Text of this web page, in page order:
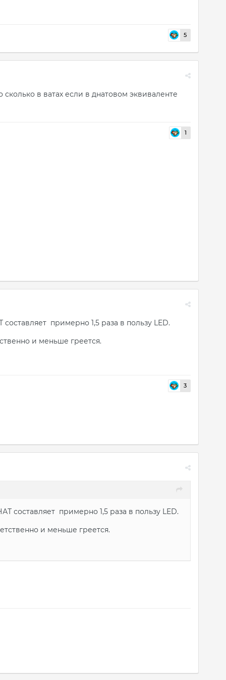
5
в ватах если в днатовом эквиваленте
1
примерно 1,5 раза в пользу LED.
и меньше греется.
3
составляет примерно 1,5 раза в пользу LED.
и меньше греется.